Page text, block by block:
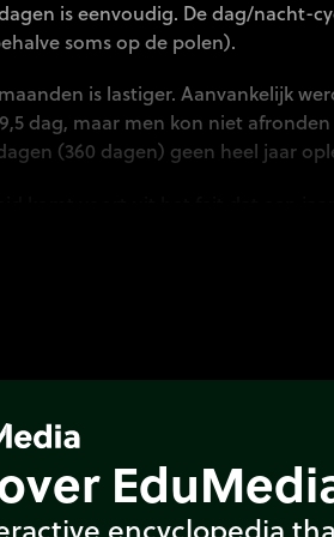
is eenvoudig. De dag/nacht-
soms op de polen).
is lastiger. Aanvankelijk
dag, maar men kon niet
(360 dagen) geen heel jaar
door paus Gregorius XIII.